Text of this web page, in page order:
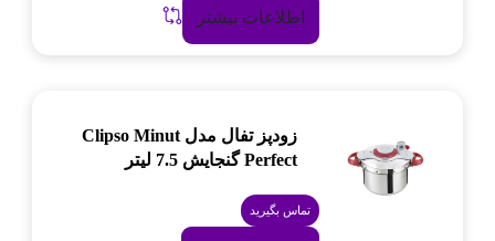
اطلاعات بیشتر
زودپز تفال مدل Clipso Minut
Perfect گنجایش 7.5 لیتر
تماس بگیرید